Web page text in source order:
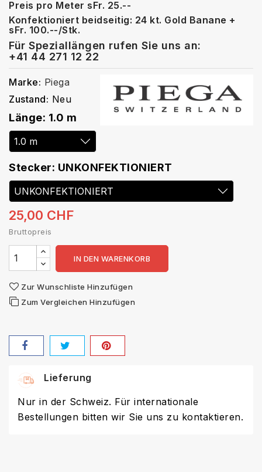
Preis pro Meter sFr. 25.--
Konfektioniert beidseitig: 24 kt. Gold Banane +
sFr. 100.--/Stk.
Für Speziallängen rufen Sie uns an:
+41 44 271 12 22
Marke: Piega
Zustand: Neu
Länge: 1.0 m
Stecker: UNKONFEKTIONIERT
25,00 CHF
Bruttopreis
IN DEN WARENKORB
Zur Wunschliste Hinzufügen
Zum Vergleichen Hinzufügen
Lieferung
Nur in der Schweiz. Für internationale
Bestellungen bitten wir Sie uns zu kontaktieren.